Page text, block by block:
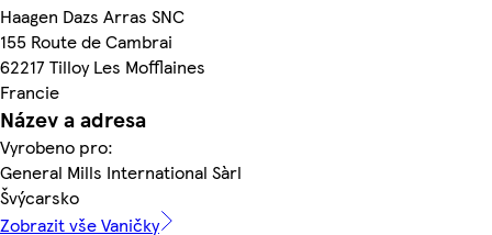
Haagen Dazs Arras SNC
155 Route de Cambrai
62217 Tilloy Les Mofflaines
Francie
Název a adresa
Vyrobeno pro:
General Mills International Sàrl
Švýcarsko
Zobrazit vše Vaničky